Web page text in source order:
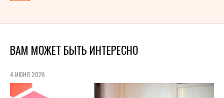
ВАМ МОЖЕТ БЫТЬ ИНТЕРЕСНО
4 ИЮНЯ 2026